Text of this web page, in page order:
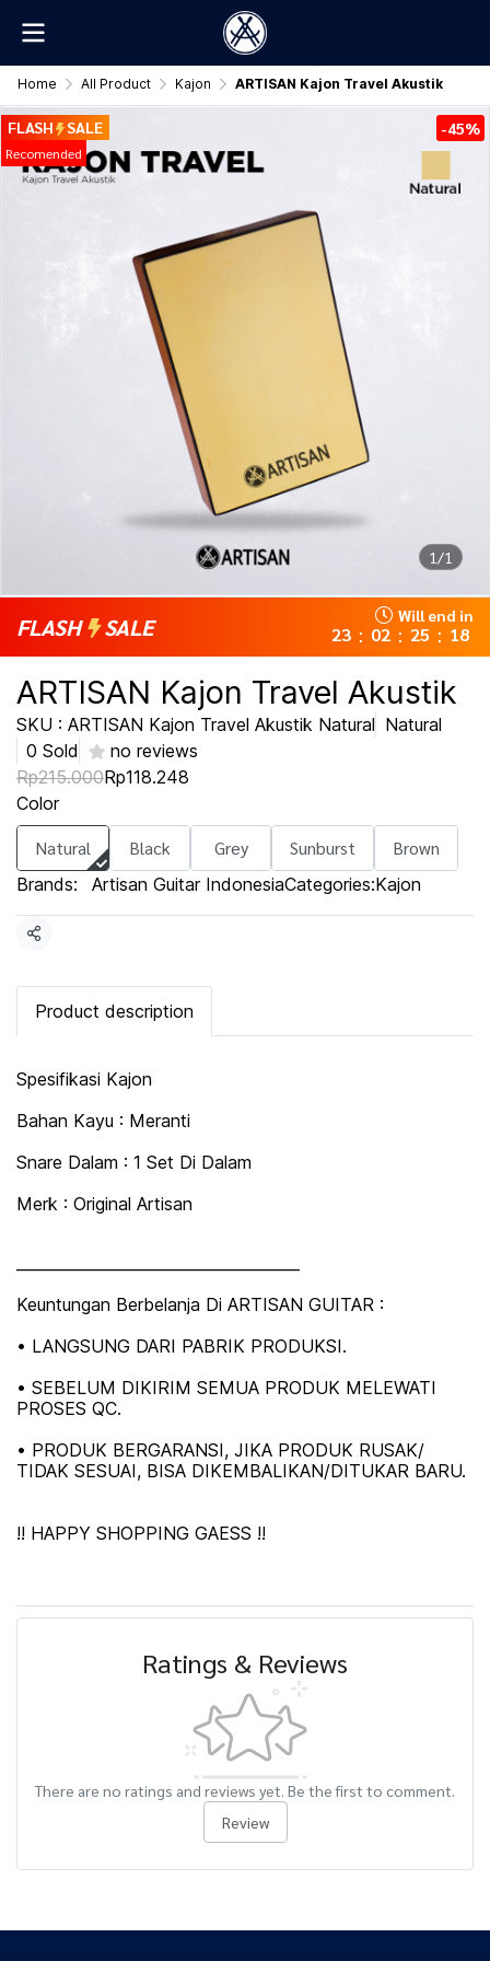
Home All Product Kajon ARTISAN Kajon Travel Akustik
1/1
FLASH SALE
Recomended
-45%
FLASH SALE Will end in
23 : 02 : 25 : 18
ARTISAN Kajon Travel Akustik
SKU : ARTISAN Kajon Travel Akustik Natural Natural
0 Sold
no reviews
Rp215.000Rp118.248
Color
Natural Black Grey Sunburst Brown
Brands: Artisan Guitar IndonesiaCategories:Kajon
Share
Product description
Spesifikasi Kajon
Bahan Kayu : Meranti
Snare Dalam : 1 Set Di Dalam
Merk : Original Artisan
Keuntungan Berbelanja Di ARTISAN GUITAR :
• LANGSUNG DARI PABRIK PRODUKSI.
• SEBELUM DIKIRIM SEMUA PRODUK MELEWATI
PROSES QC.
• PRODUK BERGARANSI, JIKA PRODUK RUSAK/
TIDAK SESUAI, BISA DIKEMBALIKAN/DITUKAR BARU.
!! HAPPY SHOPPING GAESS !!
Ratings & Reviews
There are no ratings and reviews yet. Be the first to comment.
Review